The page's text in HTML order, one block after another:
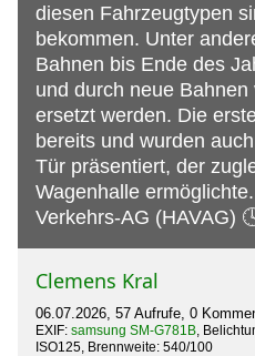
diesen Fahrzeugtypen
bekommen. Unter
Bahnen bis Ende des
und durch neue
ersetzt werden. Die
bereits und wurden
Tür präsentiert, der
Wagenhalle
Verkehrs-AG (HAVAG)
Clemens Kral
06.07.2026, 57 Aufrufe, 0
EXIF: samsung SM-G781B,
ISO125, Brennweite: 540/100